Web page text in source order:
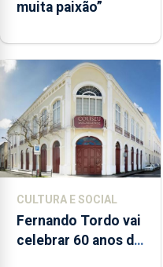
muita paixão”
CULTURA E SOCIAL
Fernando Tordo vai
celebrar 60 anos de